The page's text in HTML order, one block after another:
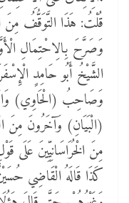
قُلْتُ: هَذَا التَّوَقُّفُ مِنَ
وَصَرَّحَ بِالِاحْتِمَالِ
الشَّيْخُ أَبُو حَامِدٍ
وَصَاحِبُ (الْحَاوِي)
(الْبَيَانِ) وَآخَرُونَ مِنَ
مِنَ الْخُرَاسَانِيِّينَ عَلَى
كَذَا قَالَهُ الْقَاضِي